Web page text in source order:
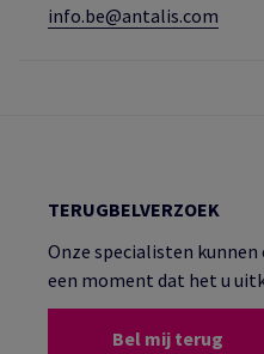
info.be@antalis.com
TERUGBELVERZOEK
Onze specialisten
een moment dat het u
Bel mij terug